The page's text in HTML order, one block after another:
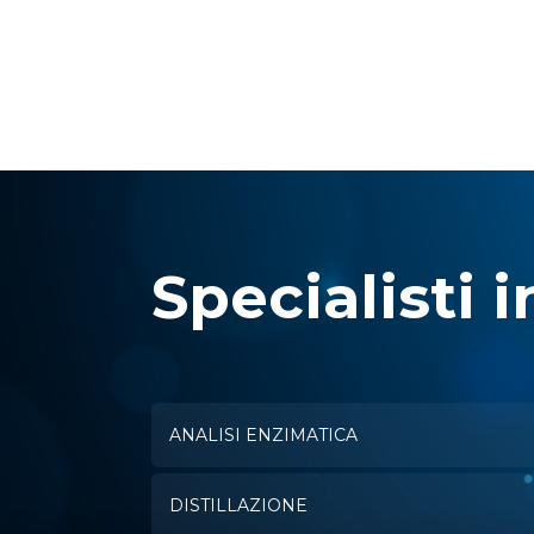
Specialisti
ANALISI ENZIMATICA
DISTILLAZIONE